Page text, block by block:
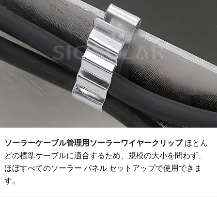
ソーラーケーブル管理用ソーラーワイヤークリップほとん
どの標準ケーブルに適合するため、規模の大小を問わず、
ほぼすべてのソーラー パネル セットアップで使用できま
す。